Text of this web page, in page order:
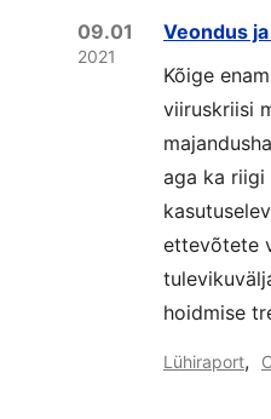
09.01
2021
Veondus
Kõige
viiruskriisi
aga ka
ettevõtete
hoidmise
Lühiraport,